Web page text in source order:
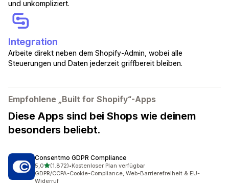
und unkompliziert.
Integration
Arbeite direkt neben dem Shopify-Admin, wobei alle
Steuerungen und Daten jederzeit griffbereit bleiben.
Empfohlene „Built for Shopify“-Apps
Diese Apps sind bei Shops wie deinem
besonders beliebt.
Consentmo GDPR Compliance
5,0von 5 Sternen
(1.872)
1872 Rezensionen insgesamt
•Kostenloser Plan verfügbar
GDPR/CCPA-Cookie-Compliance, Web-Barrierefreiheit & EU-
Widerruf